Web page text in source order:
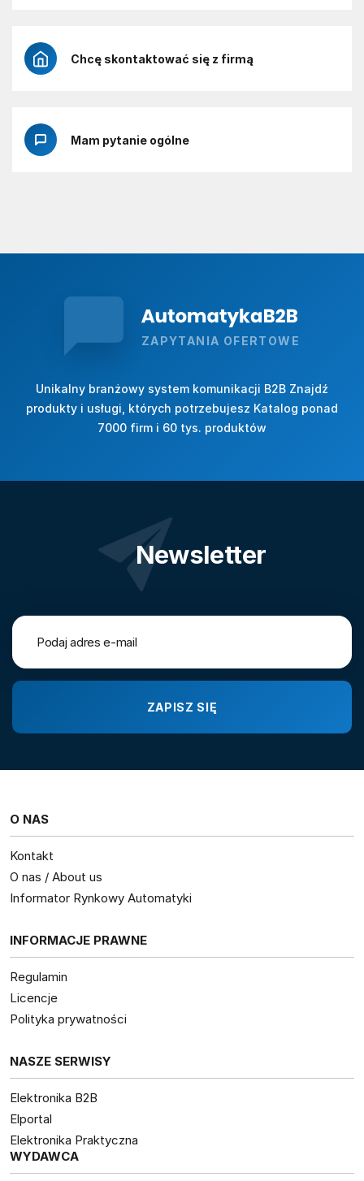
Chcę skontaktować się z firmą
Mam pytanie ogólne
ZAPYTANIA OFERTOWE
Unikalny branżowy system komunikacji B2B Znajdź
produkty i usługi, których potrzebujesz Katalog ponad
7000 firm i 60 tys. produktów
Newsletter
O NAS
Kontakt
O nas / About us
Informator Rynkowy Automatyki
INFORMACJE PRAWNE
Regulamin
Licencje
Polityka prywatności
NASZE SERWISY
Elektronika B2B
Elportal
Elektronika Praktyczna
WYDAWCA